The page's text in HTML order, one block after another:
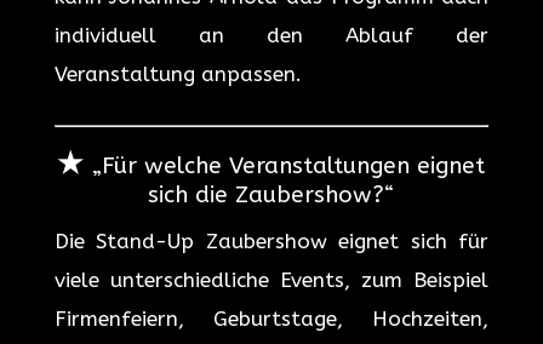
individuell an den Ablauf der
Veranstaltung anpassen.
★ „Für welche Veranstaltungen eignet
sich die Zaubershow?“
Die Stand-Up Zaubershow eignet sich für
viele unterschiedliche Events, zum Beispiel
Firmenfeiern, Geburtstage, Hochzeiten,